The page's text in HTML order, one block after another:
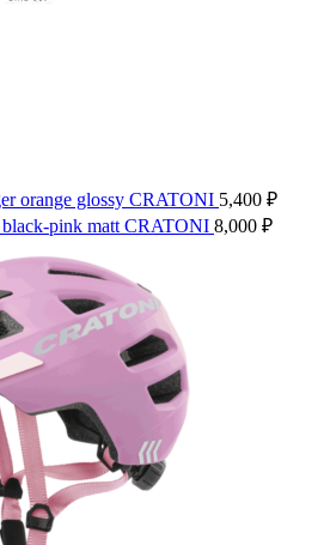
orange glossy CRATONI 5,400 ₽
pink matt CRATONI 8,000 ₽